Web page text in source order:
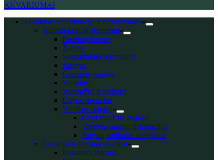
AKVARIUMAI
Tvenkinio konstrukcija ir dekoravimas
Konstrukciniai elementai
Baseinų formos
Žarnos
Sandarinimo priemonės
Jungtys
Guminės jungtys
Sklendės
Vamzdžiai ir alkūnės
Dugno drenažai
Vandens augalai
Gyvi vandens augalai
Vandens augalų dekoracijos
Augalų sodinimo krepšeliai
Fontanai ir fontanų siurbliai
Pastatomi fontanai